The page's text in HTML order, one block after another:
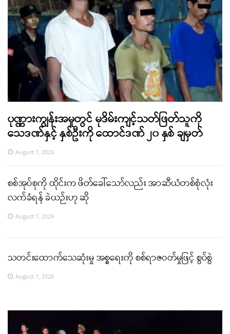
ပုဏ္ဏားကျွန်းအမှုတွင် မုဒိမ်းကျင့်သတ်ဖြတ်သူကို
သေဒဏ်နှင့် နှစ်ဦးကို ထောင်ဒဏ် ၂၀ နှစ် ချမှတ်
August 7, 2026
စစ်အုပ်စုကို ထိုင်းက ဖိတ်ခေါ်သော်လည်း အာဆီယံတစ်စုံလုံး
လက်ခံရန် ခဲယဉ်းဟု ဆို
August 7, 2026
သတင်းထောက်သေဆုံးမှု အစ္စရေးကို စစ်ရာဇဝတ်မှုဖြင့် စွပ်စွဲ
August 7, 2026